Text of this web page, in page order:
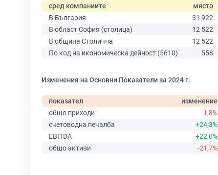
сред компаниите място
В България
31 922
В област София (столица)
12 522
В община Столична
12 522
По код на икономическа дейност (5610)
558
Изменения на Основни Показатели за 2024 г.
показател
изменение
общо приходи
-1,8%
счетоводна печалба
+24,3%
EBITDA
+22,0%
общо активи
-21,7%